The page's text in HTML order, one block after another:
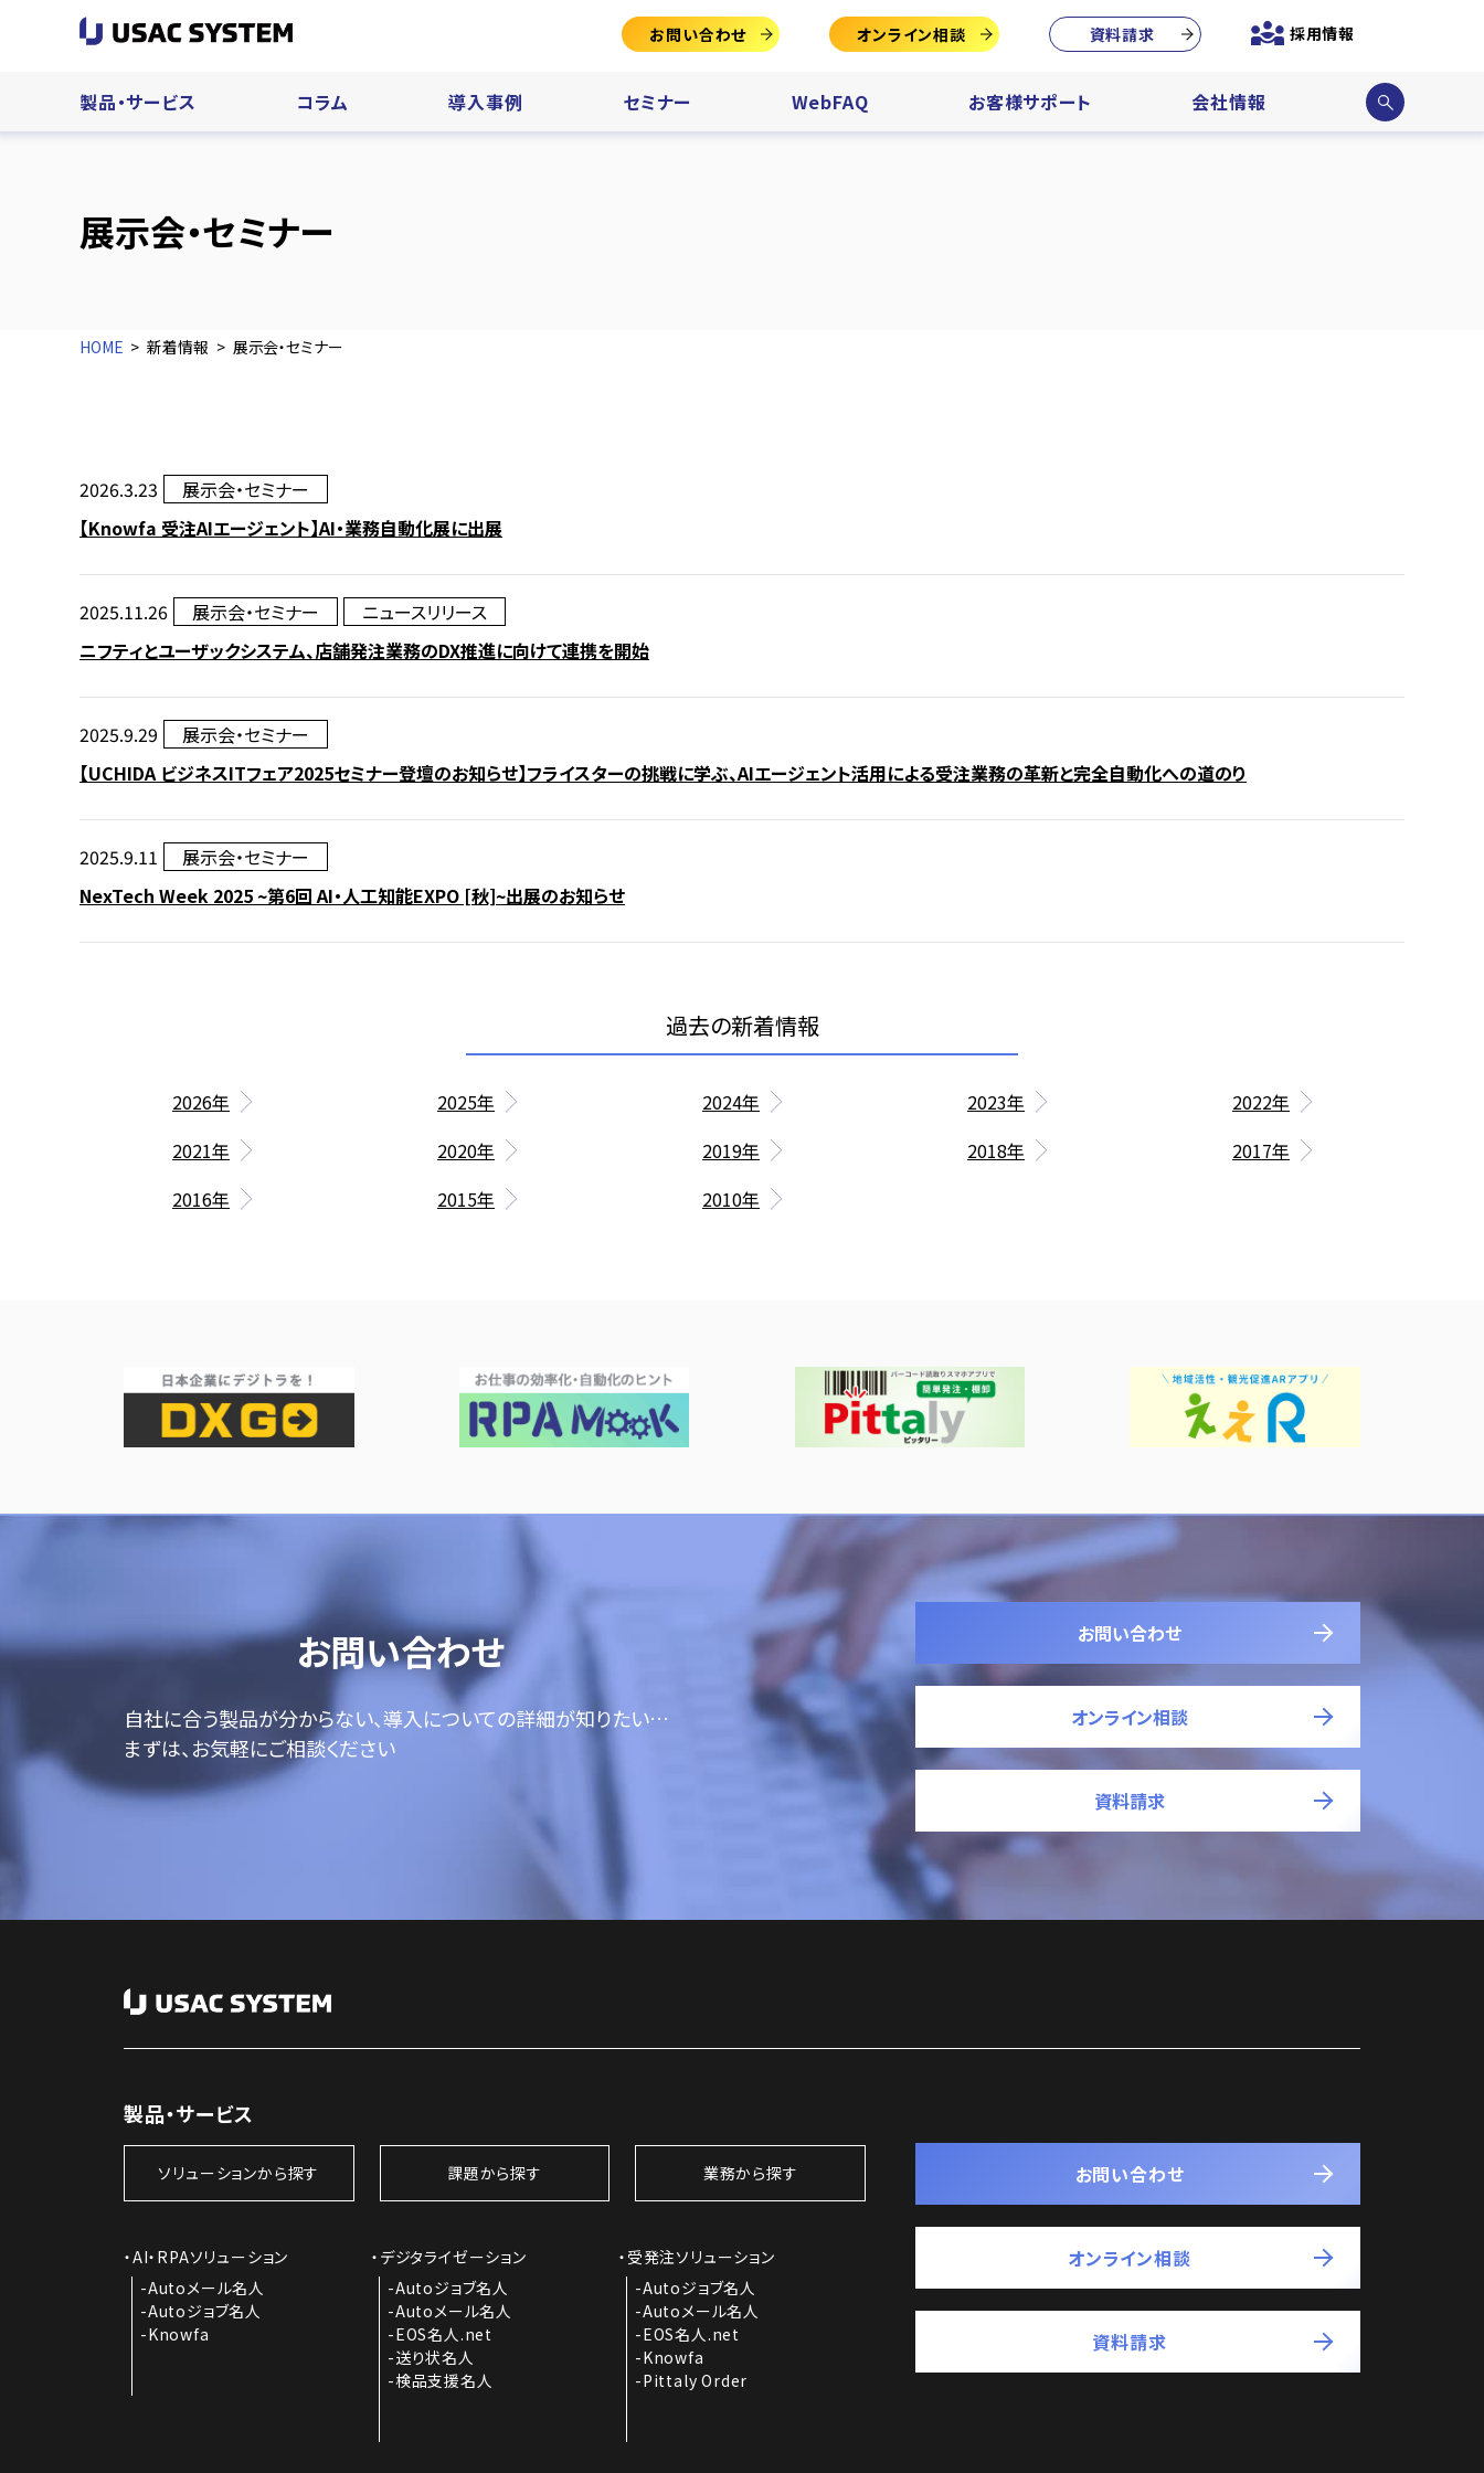
製品・サービス コラム 導入事例 セミナー WebFAQ お客様サポート 会社情報
サイ
ト内
お問い合わせ オンライン相談 資料請求 採用情報
展示会・セミナー
HOME 新着情報 展示会・セミナー
2026.3.23
展示会・セミナー
【Knowfa 受注AIエージェント】AI・業務自動化展に出展
2025.11.26 展示会・セミナー
ニュースリリース
ニフティとユーザックシステム、店舗発注業務のDX推進に向けて連携を開始
2025.9.29
展示会・セミナー
【UCHIDA ビジネスITフェア2025セミナー登壇のお知らせ】フライスターの挑戦に学ぶ、AIエージェント活用による受注業務の革新と完全自動化への道のり
2025.9.11
展示会・セミナー
NexTech Week 2025 ~第6回 AI・人工知能EXPO [秋]~出展のお知らせ
2026年 2025年 2024年 2023年
2022年
2021年
2020年 2019年 2018年
2017年
2016年
2015年 2010年
お問い合わせ
自社に合う製品が分からない、導入についての詳細が知りたい…
まずは、お気軽にご相談ください
お問い合わせ
オンライン相談
資料請求
製品・サービス
ソリューションから探す 課題から探す 業務から探す
AI・RPAソリューション
Autoメール名人
Autoジョブ名人
Knowfa
デジタライゼーション
Autoジョブ名人
Autoメール名人
EOS名人.net
送り状名人
検品支援名人
受発注ソリューション
Autoジョブ名人
Autoメール名人
EOS名人.net
Knowfa
Pittaly Order
お問い合わせ
オンライン相談
資料請求